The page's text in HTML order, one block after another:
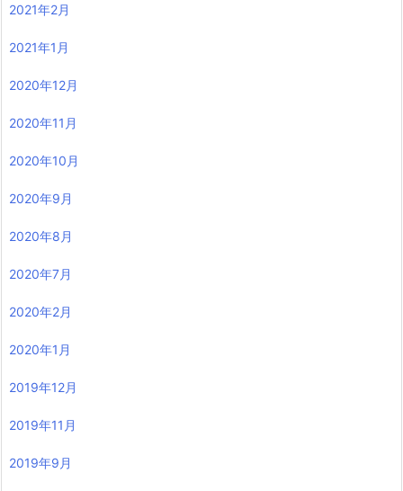
2021年2月
2021年1月
2020年12月
2020年11月
2020年10月
2020年9月
2020年8月
2020年7月
2020年2月
2020年1月
2019年12月
2019年11月
2019年9月